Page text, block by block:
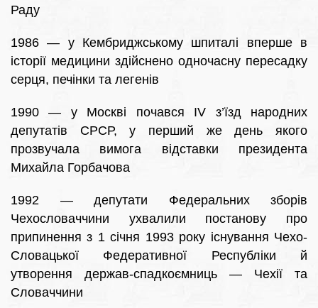
Раду
1986 — у Кембриджському шпиталі вперше в
історії медицини здійснено одночасну пересадку
серця, печінки та легенів
1990 — у Москві почався IV з’їзд народних
депутатів СРСР, у перший же день якого
прозвучала вимога відставки президента
Михайла Горбачова
1992 — депутати Федеральних зборів
Чехословаччини ухвалили постанову про
припинення з 1 січня 1993 року існування Чехо-
Словацької Федеративної Республіки й
утворення держав-спадкоємниць — Чехії та
Словаччини